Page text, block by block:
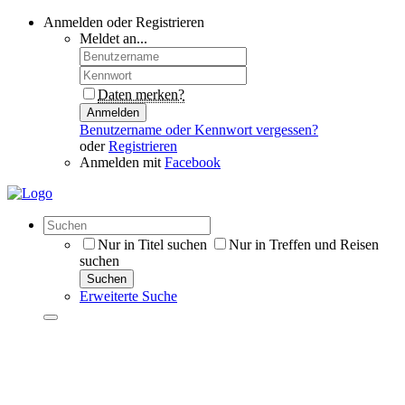
Anmelden oder Registrieren
Meldet an...
Daten merken?
Anmelden
Benutzername oder Kennwort vergessen?
oderRegistrieren
Anmelden mit Facebook
Nur in Titel suchen
Nur in Treffen und Reisen
suchen
Suchen
Erweiterte Suche